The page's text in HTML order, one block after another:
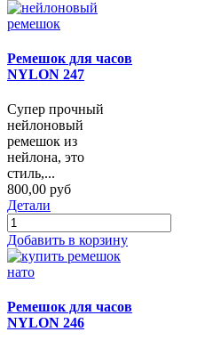
Ремешок для часов
NYLON 247
Супер прочный
нейлоновый
ремешок из
нейлона, это
стиль,...
800,00 руб
Детали
Добавить в корзину
Ремешок для часов
NYLON 246